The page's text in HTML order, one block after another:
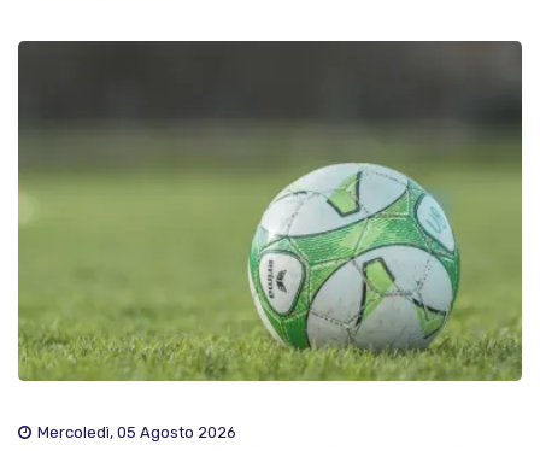
Mercoledì, 05 Agosto 2026